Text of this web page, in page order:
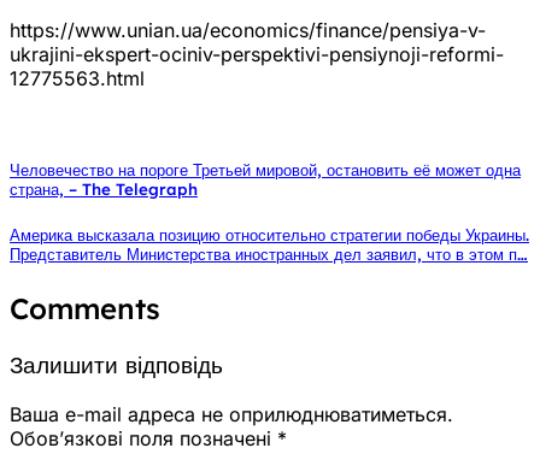
https://www.unian.ua/economics/finance/pensiya-v-
ukrajini-ekspert-ociniv-perspektivi-pensiynoji-reformi-
12775563.html
Человечество на пороге Третьей мировой, остановить её может одна
страна, – The Telegraph
Америка высказала позицию относительно стратегии победы Украины.
Представитель Министерства иностранных дел заявил, что в этом п…
Comments
Залишити відповідь
Ваша e-mail адреса не оприлюднюватиметься.
Обов’язкові поля позначені *